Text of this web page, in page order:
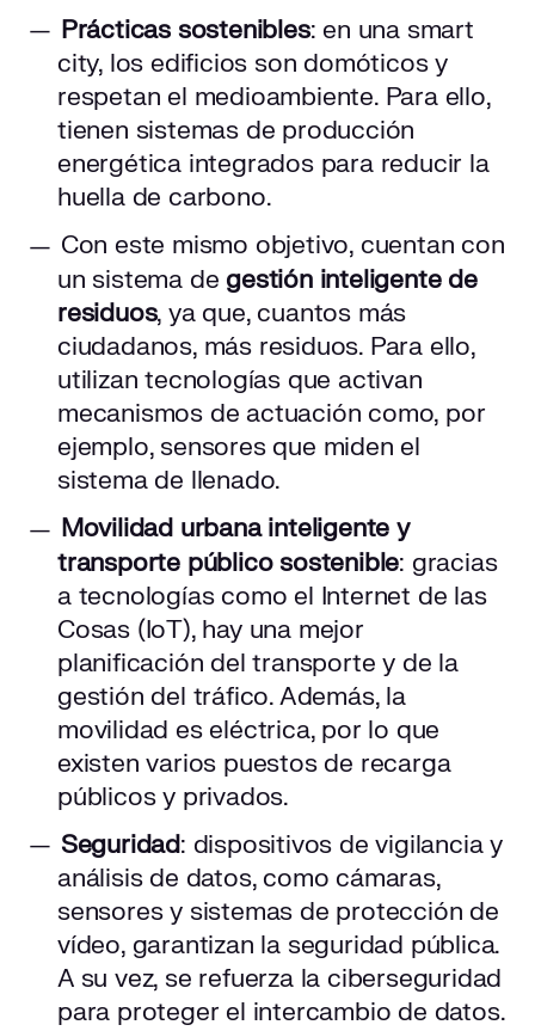
Prácticas sostenibles: en una smart
city, los edificios son domóticos y
respetan el medioambiente. Para ello,
tienen sistemas de producción
energética integrados para reducir la
huella de carbono.
Con este mismo objetivo, cuentan con
un sistema de gestión inteligente de
residuos, ya que, cuantos más
ciudadanos, más residuos. Para ello,
utilizan tecnologías que activan
mecanismos de actuación como, por
ejemplo, sensores que miden el
sistema de llenado.
Movilidad urbana inteligente y
transporte público sostenible: gracias
a tecnologías como el Internet de las
Cosas (IoT), hay una mejor
planificación del transporte y de la
gestión del tráfico. Además, la
movilidad es eléctrica, por lo que
existen varios puestos de recarga
públicos y privados.
Seguridad: dispositivos de vigilancia y
análisis de datos, como cámaras,
sensores y sistemas de protección de
vídeo, garantizan la seguridad pública.
A su vez, se refuerza la ciberseguridad
para proteger el intercambio de datos.